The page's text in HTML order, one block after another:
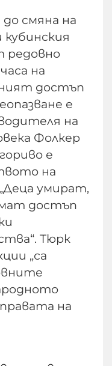
смяна на
редовно
на
достъп
е
на
Фолкер
е
на
умират,
достъп
Тюрк
„са
на